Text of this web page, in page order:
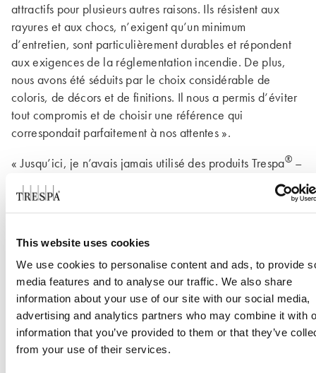
This website uses cookies
We use cookies to personalise content and ads, to provide
media features and to analyse our traffic. We also share
information about your use of our site with our social media,
advertising and analytics partners who may combine it with
information that you’ve provided to them or that they’ve
from your use of their services.
attractifs pour plusieurs autres raisons. Ils résistent aux
rayures et aux chocs, n’exigent qu’un minimum
d’entretien, sont particulièrement durables et répondent
aux exigences de la réglemen­tation incendie. De plus,
nous avons été séduits par le choix considérable de
coloris, de décors et de finitions. Il nous a permis d’éviter
tout compromis et de choisir une référence qui
correspondait parfaitement à nos attentes ».
« Jusqu’ici, je n’avais jamais utilisé des produits Trespa®–
produits similaires. Clairement, Trespa
m’a
convaincu : la qualité du produit est à la hauteur des mes
compact haute pression (HPL - High Pressure Laminate) est
un matériau dense, stable et résistant ». L’architecte aurait
pu ajouter que la tenue de la finition est à la mesure de
celle du panneau. Trespa a déve­loppé à cette fin une
technologie exclusive de polymérisation par faisceau
d’électrons (EBC – Electron Beam Curing) : ce traitement
de surface optimise la résistance aux intem­péries et la